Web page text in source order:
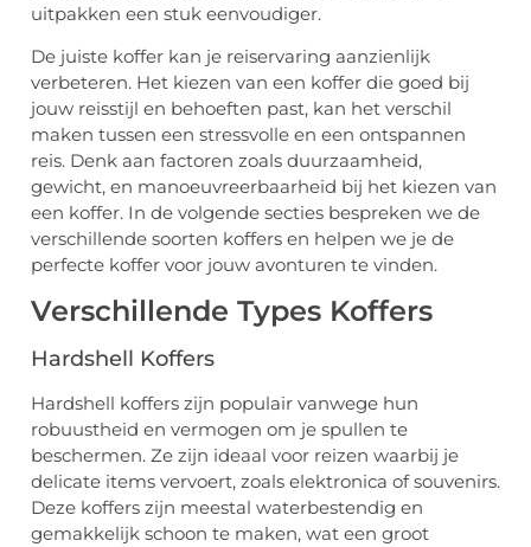
uitpakken een stuk eenvoudiger.
De juiste koffer kan je reiservaring aanzienlijk
verbeteren. Het kiezen van een koffer die goed bij
jouw reisstijl en behoeften past, kan het verschil
maken tussen een stressvolle en een ontspannen
reis. Denk aan factoren zoals duurzaamheid,
gewicht, en manoeuvreerbaarheid bij het kiezen van
een koffer. In de volgende secties bespreken we de
verschillende soorten koffers en helpen we je de
perfecte koffer voor jouw avonturen te vinden.
Verschillende Types Koffers
Hardshell Koffers
Hardshell koffers zijn populair vanwege hun
robuustheid en vermogen om je spullen te
beschermen. Ze zijn ideaal voor reizen waarbij je
delicate items vervoert, zoals elektronica of souvenirs.
Deze koffers zijn meestal waterbestendig en
gemakkelijk schoon te maken, wat een groot